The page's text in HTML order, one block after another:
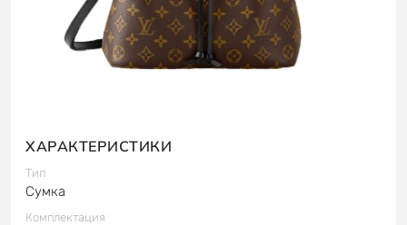
ХАРАКТЕРИСТИКИ
Тип
Сумка
Комплектация